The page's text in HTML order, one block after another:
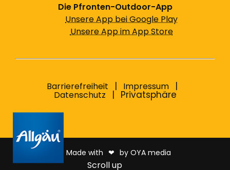
Die Pfronten-Outdoor-App
Unsere App bei Google Play
Unsere App im App Store
Barrierefreiheit Impressum
Datenschutz Privatsphäre
Made with ❤︎ by OYA media
Scroll up